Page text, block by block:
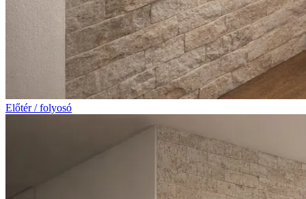
Előtér / folyosó